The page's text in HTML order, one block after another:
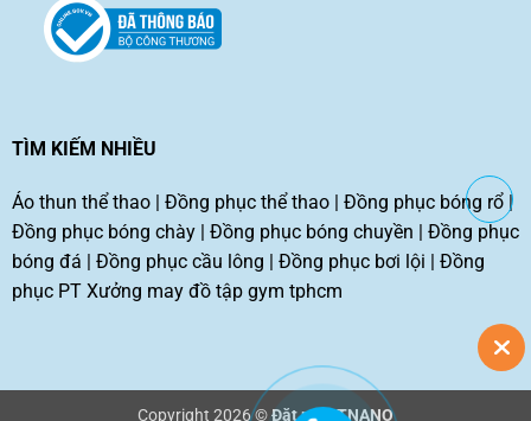
TÌM KIẾM NHIỀU
Áo thun thể thao| Đồng phục thể thao| Đồng phục bóng rổ|
Đồng phục bóng chày| Đồng phục bóng chuyền
Đồng phục
bóng đá
Đồng phục cầu lông Đồng phục bơi lội
Đồng
phục PT Xưởng may đồ tập gym tphcm
Copyright 2026 ©Đặt may TNANO